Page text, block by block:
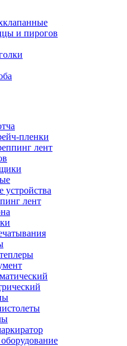
и пирогов
пленки
лент
лент